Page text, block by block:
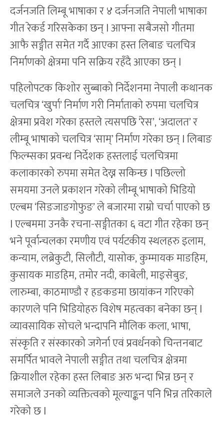
दर्जनजति लिम्बू भाषाका र ४ दर्जनजति नेपाली भाषाका
गीत रेकर्ड गरिसकेका छन् l आफ्ना सबैजसो गीतमा
आफै सङ्गीत समेत गर्दै आएका हस्त लिबाङ चलचित्र
निर्माणको क्षेत्रमा पनि सक्रिय रहँदै आएका छन् l
पहिलोपटक किशोर सुब्बाको निर्देशनमा नेपाली कथानक
चलचित्र ‘खुर्पा’ निर्माण गरी निर्माताको रुपमा चलचित्र
क्षेत्रमा प्रवेश गरेका हस्तले त्यसपछि ‘रेस’, ‘अदालत’ र
लीम्बू भाषाको चलचित्र ‘साम्’ निर्माण गरेका छन् l लिबाङ
फिल्म्सका प्रवन्ध निर्देशक हस्तलाई चलचित्रमा
कलाकारको रुपमा समेत देख्न सकिन्छ l पछिल्लो
समयमा उनले प्रकाशन गरेको लीम्बू भाषाको भिडियो
एल्बम ‘सिङजाङगोफुङ’ ले बजारमा राम्रो चर्चा पाएको छ
l एल्बममा उनकै रचना-सङ्गीतका ६ वटा गीत रहेका छन्
भने पूर्वान्चलका रमणीय एवं पर्यटकीय स्थलहरु इलाम,
कन्याम, लब्रेकुटी, सिलौटी, यासोक, कुम्मायक माङहिम,
कुसायक माङहिम, तमोर नदी, काबेली, माङ्सेबुङ,
लारुम्बा, काठमाण्डौ र हङकङमा छायांकन गरिएको
कारणले पनि भिडियोहरु विशेष महत्वका बनेका छन् l
व्यावसायिक सोचले भन्दापनि मौलिक कला, भाषा,
संस्कृति र संस्कारको जगेर्ना एवं प्रवर्धनको चिन्तनबाट
समर्पित भावले नेपाली सङ्गीत तथा चलचित्र क्षेत्रमा
क्रियाशील रहेका हस्त लिबाङ अरु भन्दा भिन्न छन् र
समाजले उनको व्यक्तित्वको मूल्याङ्कन पनि भिन्न तरिकाले
गरेको छ l